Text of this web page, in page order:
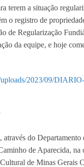
terem a situação
o registro de
de Regularização
da equipe, e hoje
uploads/2023/09/
através do
de Aparecida,
de Minas